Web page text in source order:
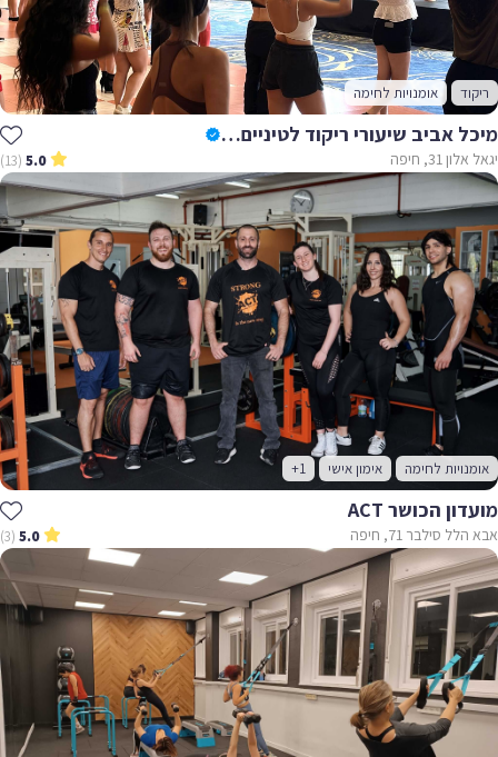
ריקוד אומנויות לחימה
מיכל אביב שיעורי ריקוד לטיניים לנשים בלבד בחיפה
יגאל אלון 31, חיפה 5.0
(13)
אומנויות לחימה אימון אישי +1
מועדון הכושר ACT
אבא הלל סילבר 71, חיפה 5.0
(3)